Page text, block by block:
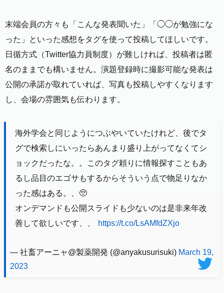
末端会員の方々も「こんな発表聞いた」「◯◯が勉強にな
った」といった感想をタグを使って投稿してほしいです。
日循方式（Twitter協力員制度）が難しければ、投稿者は匿
名のままでも構いません。演題登録時に撮影可能な発表は
公開の承諾が取れていれば、写真も投稿しやすくなります
し、会場の雰囲気も伝わります。
海外学会と同じようにつぶやいていたけれど、後でタ
グで検索しにいったらあんまり盛り上がってなくてシ
ョックだったな。。このタグ頼りに情報探すこともあ
るし品目のエゴサもするからそういう点で物足りなか
った感はある。、🥺
オンデマンドも公開スライドも少ないのは是非来年改
善して欲しいです、、
https://t.co/LsAMfdZXjo
— 社畜アーニャ@製薬開発 (@anyakusurisuki) March 19,
2023